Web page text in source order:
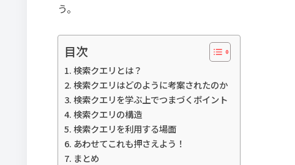
う。
目次
検索クエリとは？
検索クエリはどのように考案されたのか
検索クエリを学ぶ上でつまづくポイント
検索クエリの構造
検索クエリを利用する場面
あわせてこれも押さえよう！
まとめ